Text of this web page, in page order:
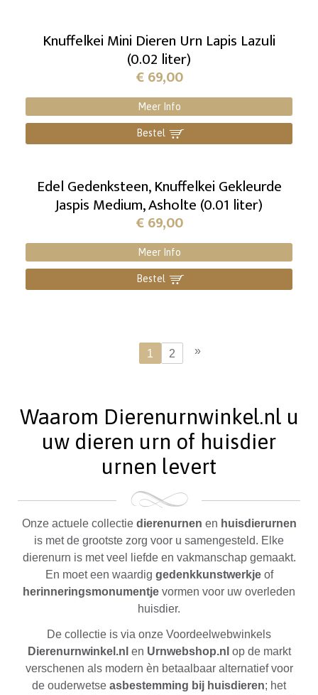
Knuffelkei Mini Dieren Urn Lapis Lazuli
(0.02 liter)
€69,00
Meer Info
Bestel ]
Edel Gedenksteen, Knuffelkei Gekleurde
Jaspis Medium, Asholte (0.01 liter)
€69,00
Meer Info
Bestel ]
1 2 »
Waarom Dierenurnwinkel.nl u
uw dieren urn of huisdier
urnen levert
Onze actuele collectie dierenurnen en huisdierurnen
is met de grootste zorg voor u samengesteld. Elke
dierenurn is met veel liefde en vakmanschap gemaakt.
En moet een waardig gedenkkunstwerkjeof
herinneringsmonumentje vormen voor uw overleden
huisdier.
De collectie is via onze Voordeelwebwinkels
Dierenurnwinkel.nl en Urnwebshop.nl op de markt
verschenen als modern èn betaalbaar alternatief voor
de ouderwetse asbestemming bij huisdieren; het